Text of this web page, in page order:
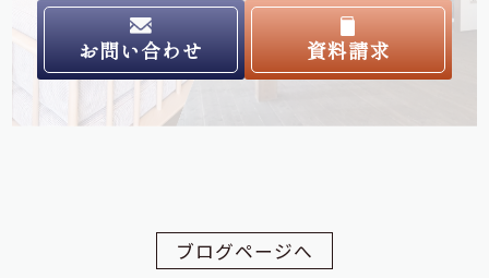
お問い合わせ 資料請求
ブログページへ